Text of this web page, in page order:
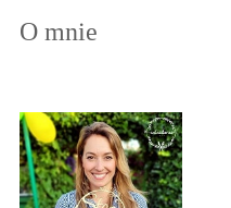
O mnie